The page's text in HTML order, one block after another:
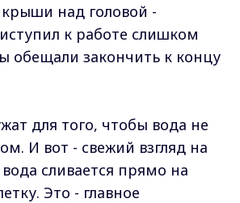
крыши над головой -
к работе слишком
обещали закончить к концу
для того, чтобы вода не
И вот - свежий взгляд на
сливается прямо на
Это - главное